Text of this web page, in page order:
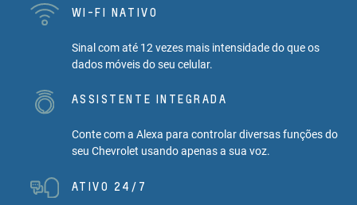
WI-FI NATIVO
Sinal com até 12 vezes mais intensidade do que os
dados móveis do seu celular.
ASSISTENTE INTEGRADA
Conte com a Alexa para controlar diversas funções do
seu Chevrolet usando apenas a sua voz.
ATIVO 24/7